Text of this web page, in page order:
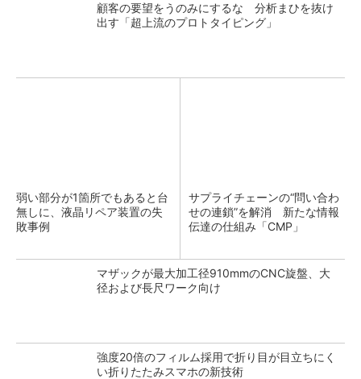
顧客の要望をうのみにするな 分析まひを抜け
出す「超上流のプロトタイピング」
弱い部分が1箇所でもあると台
無しに、液晶リペア装置の失
敗事例
サプライチェーンの“問い合わ
せの連鎖”を解消 新たな情報
伝達の仕組み「CMP」
マザックが最大加工径910mmのCNC旋盤、大
径および長尺ワーク向け
強度20倍のフィルム採用で折り目が目立ちにく
い折りたたみスマホの新技術